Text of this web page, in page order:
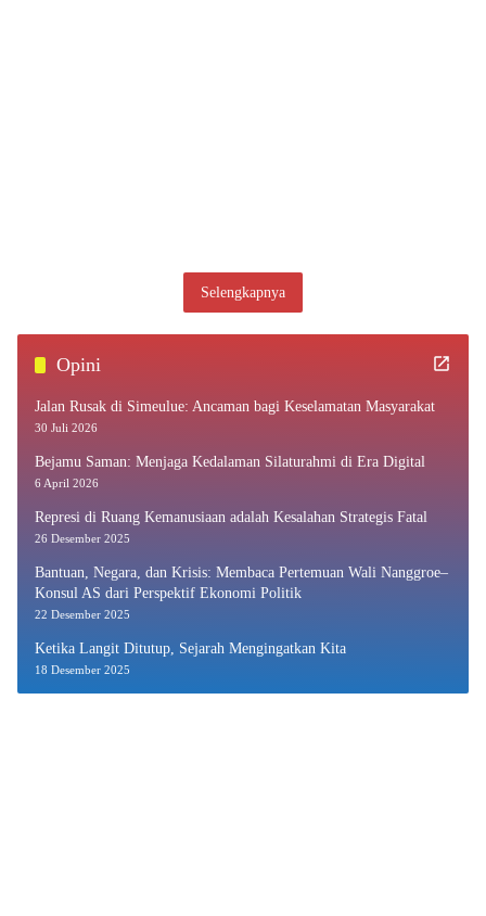
Selengkapnya
Opini
Jalan Rusak di Simeulue: Ancaman bagi Keselamatan Masyarakat
30 Juli 2026
Bejamu Saman: Menjaga Kedalaman Silaturahmi di Era Digital
6 April 2026
Represi di Ruang Kemanusiaan adalah Kesalahan Strategis Fatal
26 Desember 2025
Bantuan, Negara, dan Krisis: Membaca Pertemuan Wali Nanggroe–
Konsul AS dari Perspektif Ekonomi Politik
22 Desember 2025
Ketika Langit Ditutup, Sejarah Mengingatkan Kita
18 Desember 2025